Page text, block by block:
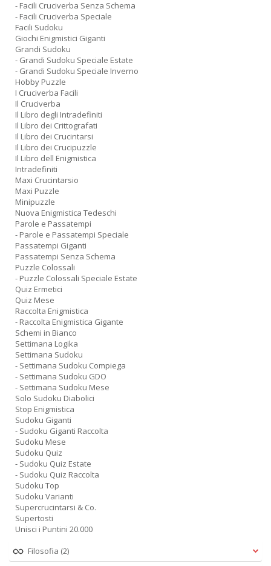
- Facili Cruciverba Senza Schema
- Facili Cruciverba Speciale
Facili Sudoku
Giochi Enigmistici Giganti
Grandi Sudoku
- Grandi Sudoku Speciale Estate
- Grandi Sudoku Speciale Inverno
Hobby Puzzle
I Cruciverba Facili
Il Cruciverba
Il Libro degli Intradefiniti
Il Libro dei Crittografati
Il Libro dei Crucintarsi
Il Libro dei Crucipuzzle
Il Libro dell Enigmistica
Intradefiniti
Maxi Crucintarsio
Maxi Puzzle
Minipuzzle
Nuova Enigmistica Tedeschi
Parole e Passatempi
- Parole e Passatempi Speciale
Passatempi Giganti
Passatempi Senza Schema
Puzzle Colossali
- Puzzle Colossali Speciale Estate
Quiz Ermetici
Quiz Mese
Raccolta Enigmistica
- Raccolta Enigmistica Gigante
Schemi in Bianco
Settimana Logika
Settimana Sudoku
- Settimana Sudoku Compiega
- Settimana Sudoku GDO
- Settimana Sudoku Mese
Solo Sudoku Diabolici
Stop Enigmistica
Sudoku Giganti
- Sudoku Giganti Raccolta
Sudoku Mese
Sudoku Quiz
- Sudoku Quiz Estate
- Sudoku Quiz Raccolta
Sudoku Top
Sudoku Varianti
Supercrucintarsi & Co.
Supertosti
Unisci i Puntini 20.000
Filosofia (2)